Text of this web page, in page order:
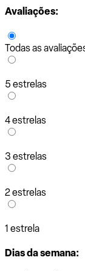
Avaliações:
Todas as
5 estrelas
4 estrelas
3 estrelas
2 estrelas
1 estrela
Dias da semana: